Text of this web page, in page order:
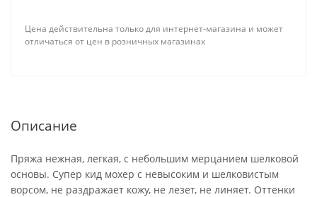
Цена действительна только для интернет-магазина и может
отличаться от цен в розничных магазинах
Описание
Пряжа нежная, легкая, с небольшим мерцанием шелковой
основы. Супер кид мохер с невысоким и шелковистым
ворсом, не раздражает кожу, не лезет, не линяет. Оттенки